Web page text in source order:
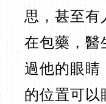
思，甚至
在包藥，醫
過他的眼
的位置可